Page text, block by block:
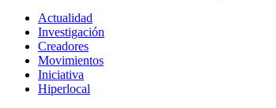
Actualidad
Investigación
Creadores
Movimientos
Iniciativa
Hiperlocal